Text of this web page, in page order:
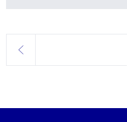
zurück